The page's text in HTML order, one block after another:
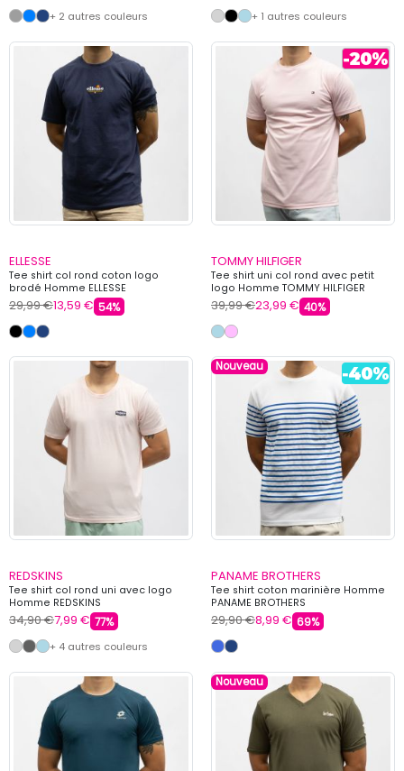
+ 2 autres couleurs
+ 1 autres couleurs
ELLESSE
Tee shirt col rond coton logo
brodé Homme ELLESSE
29,99 €13,59 € 54%
TOMMY HILFIGER
Tee shirt uni col rond avec petit
logo Homme TOMMY HILFIGER
39,99 €23,99 € 40%
REDSKINS
Tee shirt col rond uni avec logo
Homme REDSKINS
34,90 €7,99 € 77%
+ 4 autres couleurs
Nouveau
PANAME BROTHERS
Tee shirt coton marinière Homme
PANAME BROTHERS
29,90 €8,99 € 69%
Nouveau